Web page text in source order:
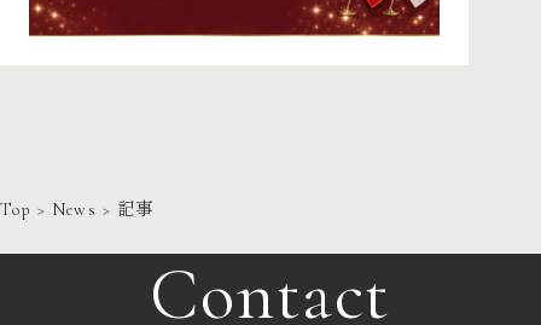
Top > News > 記事
Contact